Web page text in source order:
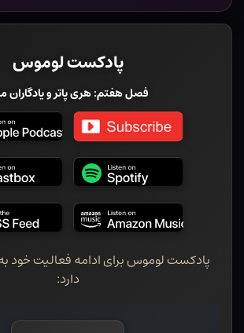
پادکست لوموس
فصل هفتم: هری پاتر و یادگاران
پادکست لوموس برای ادامه فعالیت خود
دارد: